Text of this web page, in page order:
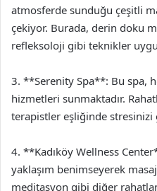
atmosferde sunduğu çeşitli
çekiyor. Burada, derin doku
refleksoloji gibi teknikler
3. **Serenity Spa**: Bu spa,
hizmetleri sunmaktadır.
terapistler eşliğinde stresinizi
4. **Kadıköy Wellness
yaklaşım benimseyerek
meditasyon gibi diğer